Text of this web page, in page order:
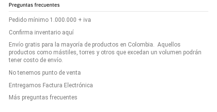
Preguntas frecuentes
Pedido mínimo 1.000.000 + iva
Confirma inventario aquí
Envío gratis para la mayoría de productos en Colombia. Aquellos
productos como mástiles, torres y otros que excedan un volumen podrán
tener costo de envío.
No tenemos punto de venta
Entregamos Factura Electrónica
Más preguntas frecuentes